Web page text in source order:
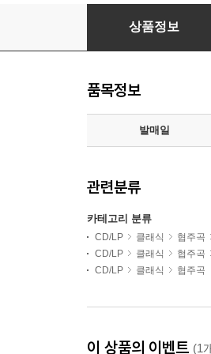
Sviatoslav Richter
상품정보
품목정보
발매일
관련분류
카테고리 분류
CD/LP 클래식 협주곡
CD/LP
클래식 협주곡
CD/LP
클래식 협주곡
이 상품의 이벤트 (1